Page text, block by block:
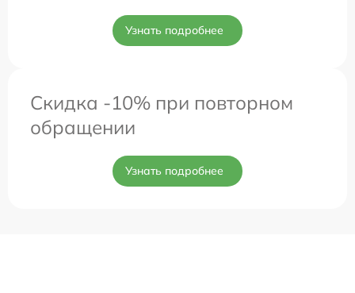
Узнать подробнее
Скидка -10% при повторном
обращении
Узнать подробнее